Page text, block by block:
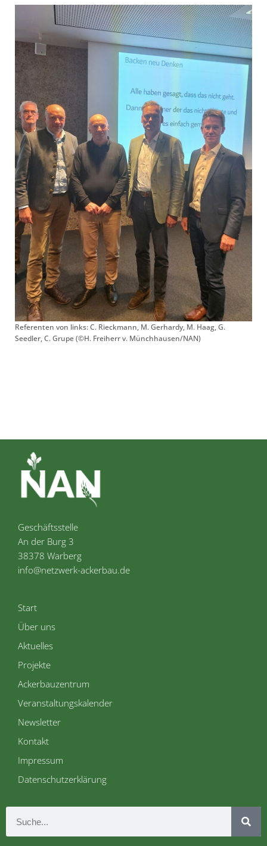
Referenten von links: C. Rieckmann, M. Gerhardy, M. Haag, G.
Seedler, C. Grupe (©H. Freiherr v. Münchhausen/NAN)
Geschäftsstelle
An der Burg 3
38378 Warberg
info@netzwerk-ackerbau.de
Start
Über uns
Aktuelles
Projekte
Ackerbauzentrum
Veranstaltungskalender
Newsletter
Kontakt
Impressum
Datenschutzerklärung